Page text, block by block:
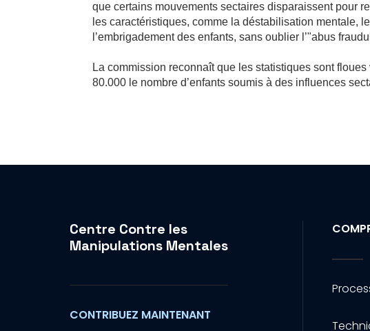
que certains mouvements sectaires disparaissent pour
les caractéristiques, comme la déstabilisation mentale,
l’embrigadement des enfants, sans oublier l’"abus
La commission reconnaît que les statistiques sont
80.000 le nombre d’enfants soumis à des influences
Centre Contre les
Manipulations Mentales
CONTRIBUEZ MAINTENANT